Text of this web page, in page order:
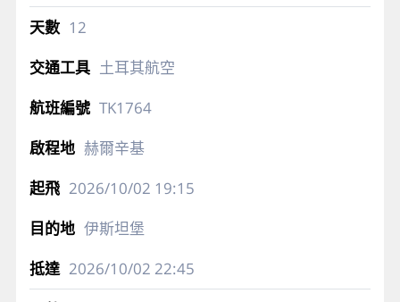
12
土耳其航空
TK1764
赫爾辛基
2026/10/02 19:15
伊斯坦堡
2026/10/02 22:45